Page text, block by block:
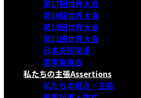
第17回世界大会
第16回世界大会
第15回世界大会
第11回世界大会
日本支部関連
国際委員会
私たちの主張Assertions
私たちの視点・主張